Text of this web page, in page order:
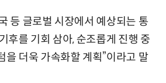
등 글로벌 시장에서 예상되는 통
후를 기회 삼아, 순조롭게 진행 중
을 더욱 가속화할 계획”이라고 말